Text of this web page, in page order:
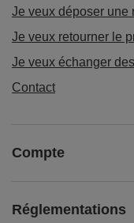
Je veux déposer une
Je veux retourner le
Je veux échanger
Contact
Compte
Réglementations